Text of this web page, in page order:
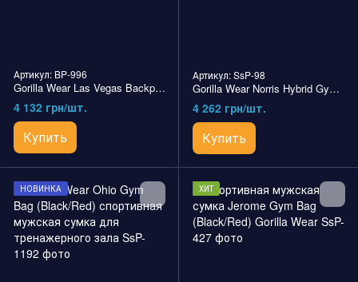
Артикул: BP-996
Gorilla Wear Las Vegas Backpack (Black) мужской спортивный рюкзак для тренажерного зала
4 132 грн/шт.
Купить
Артикул: SsP-98
Gorilla Wear Norris Hybrid Gym Bag мужская спортивная сумка для тренажерного зала
4 262 грн/шт.
Купить
НОВИНКА ХИТ